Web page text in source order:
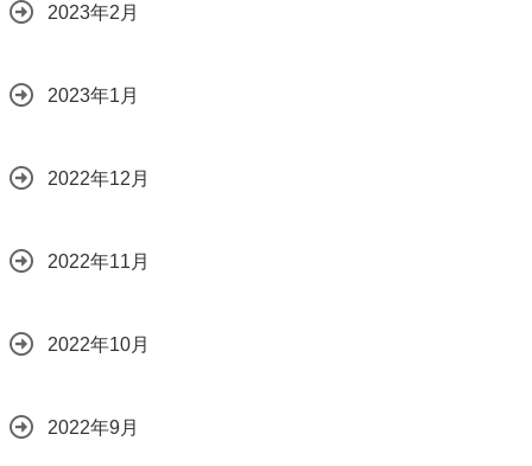
2023年2月
2023年1月
2022年12月
2022年11月
2022年10月
2022年9月